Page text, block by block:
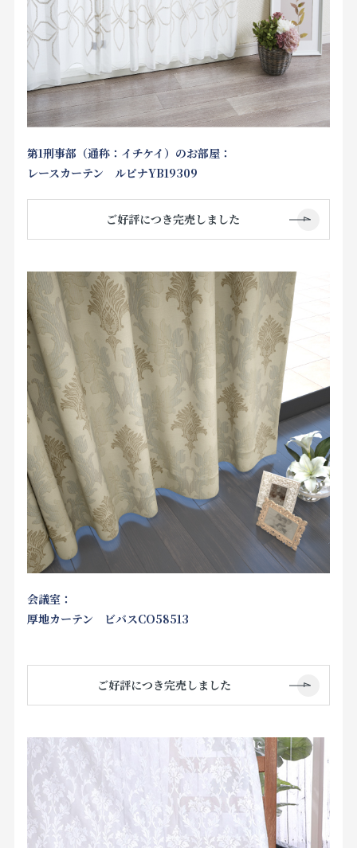
第1刑事部（通称：イチケイ）のお部屋：
レースカーテン ルピナYB19309
ご好評につき完売しました
会議室：
厚地カーテン ビバスCO58513
ご好評につき完売しました